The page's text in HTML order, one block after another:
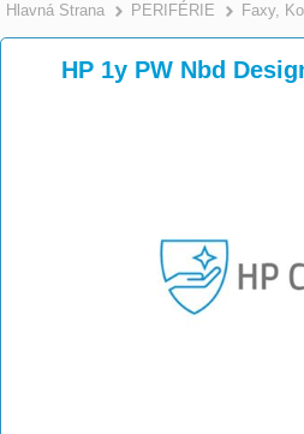
Hlavná Strana >
PERIFÉRIE Faxy,
HP 1y PW Nbd